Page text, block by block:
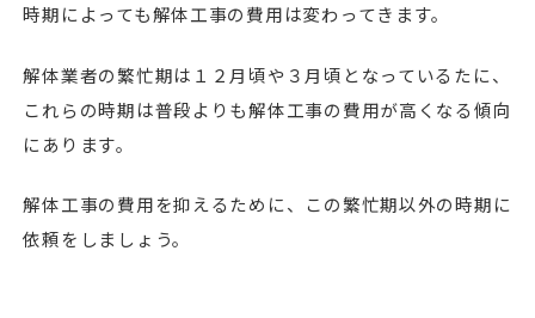
時期によっても解体工事の費用は変わってきます。
解体業者の繁忙期は１２月頃や３月頃となっているたに、
これらの時期は普段よりも解体工事の費用が高くなる傾向
にあります。
解体工事の費用を抑えるために、この繁忙期以外の時期に
依頼をしましょう。